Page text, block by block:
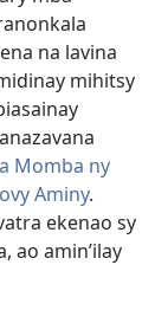
na lavina
mihitsy
Momba ny
Aminy.
ekenao sy
ao amin’ilay
of Pennsylvania.